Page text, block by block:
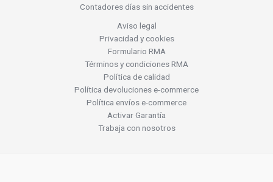
Contadores días sin accidentes
Aviso legal
Privacidad y cookies
Formulario RMA
Términos y condiciones RMA
Política de calidad
Política devoluciones e-commerce
Política envíos e-commerce
Activar Garantía
Trabaja con nosotros